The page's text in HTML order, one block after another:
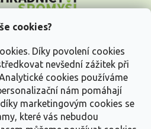
cookies?
Díky povolení cookies
nevšední zážitek při
cookies používáme
nám pomáhají
marketingovým cookies se
které vás nebudou